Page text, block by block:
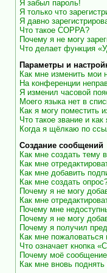
Я забыл пароль!
Я только что
Я давно
Что такое COPPA?
Почему я не могу
Что делает функция
Параметры и
Как мне изменить мои
На конференции
Я изменил часовой
Моего языка нет в
Как я могу поместить
Что такое звание и
Когда я щёлкаю по
Создание сообщений
Как мне создать тему
Как мне
Как мне добавить
Как мне создать
Почему я не могу
Как мне
Почему мне
Почему я не могу
Почему я получил
Как мне
Что означает кнопка
Почему моё
Как мне вновь